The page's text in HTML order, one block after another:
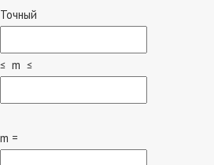
Точный
≤ m ≤
m =